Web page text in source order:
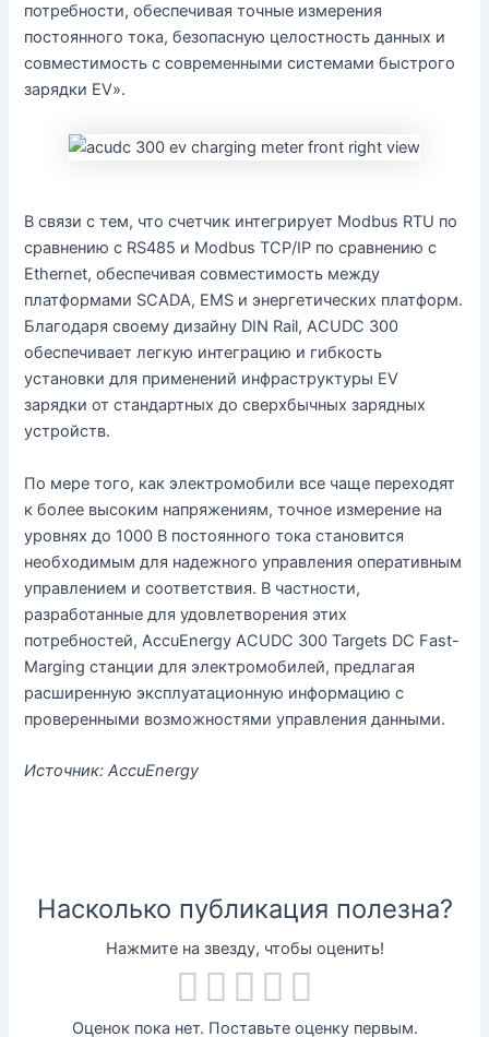
потребности, обеспечивая точные измерения
постоянного тока, безопасную целостность данных и
совместимость с современными системами быстрого
зарядки EV».
В связи с тем, что счетчик интегрирует Modbus RTU по
сравнению с RS485 и Modbus TCP/IP по сравнению с
Ethernet, обеспечивая совместимость между
платформами SCADA, EMS и энергетических платформ.
Благодаря своему дизайну DIN Rail, ACUDC 300
обеспечивает легкую интеграцию и гибкость
установки для применений инфраструктуры EV
зарядки от стандартных до сверхбычных зарядных
устройств.
По мере того, как электромобили все чаще переходят
к более высоким напряжениям, точное измерение на
уровнях до 1000 В постоянного тока становится
необходимым для надежного управления оперативным
управлением и соответствия. В частности,
разработанные для удовлетворения этих
потребностей, AccuEnergy ACUDC 300 Targets DC Fast-
Marging станции для электромобилей, предлагая
расширенную эксплуатационную информацию с
проверенными возможностями управления данными.
Источник: AccuEnergy
Насколько публикация полезна?
Нажмите на звезду, чтобы оценить!
Оценок пока нет. Поставьте оценку первым.